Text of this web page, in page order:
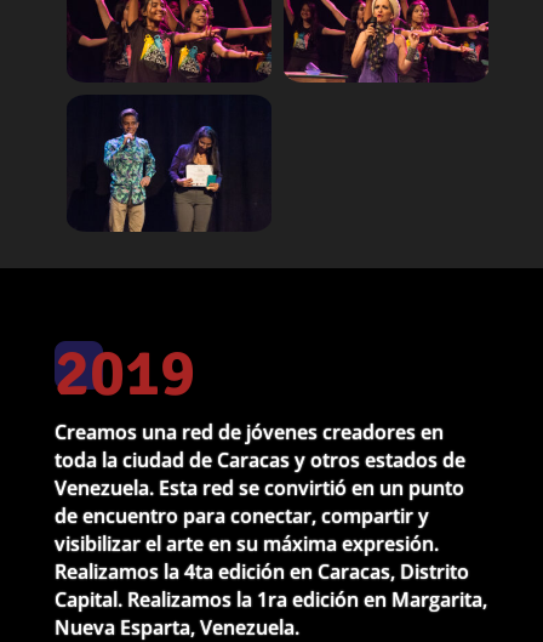
2019
Creamos una red de jóvenes creadores en
toda la ciudad de Caracas y otros estados de
Venezuela. Esta red se convirtió en un punto
de encuentro para conectar, compartir y
visibilizar el arte en su máxima expresión.
Realizamos la 4ta edición en Caracas, Distrito
Capital. Realizamos la 1ra edición en Margarita,
Nueva Esparta, Venezuela.